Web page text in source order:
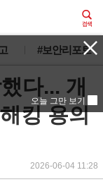
#보안리포트
다... 개
킹 용의
2026-06-04 11:28
오늘 그만 보기